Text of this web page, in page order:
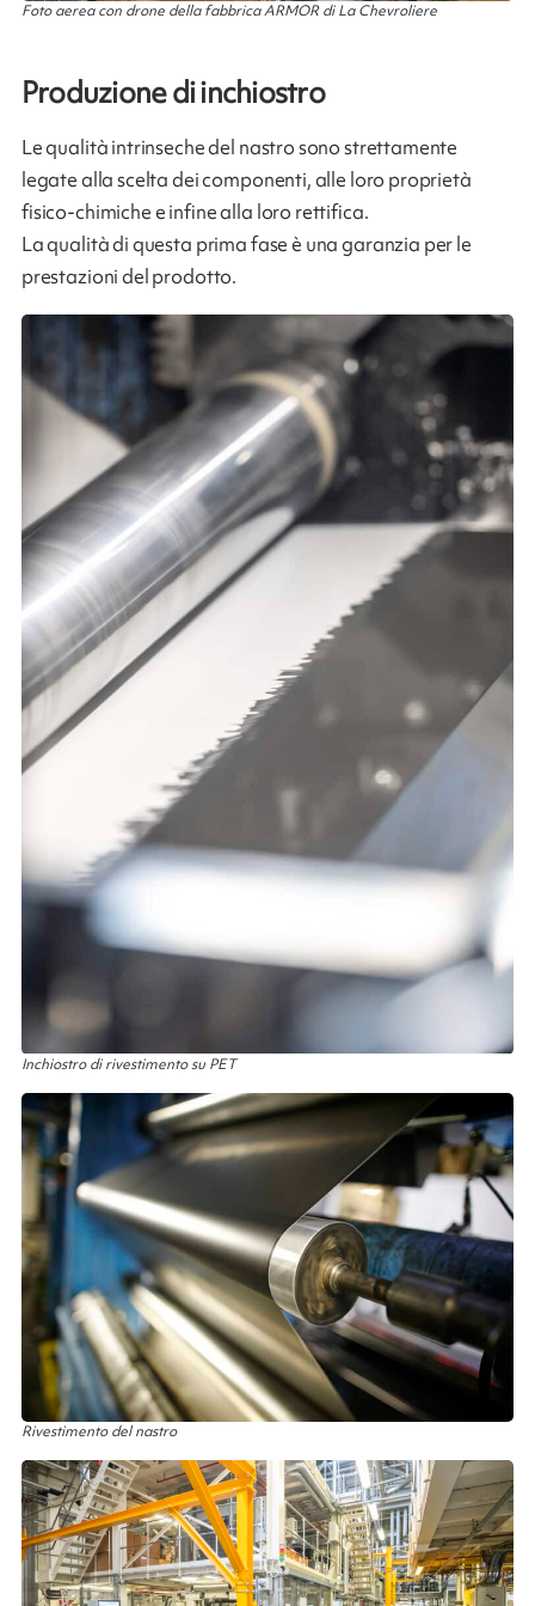
Foto aerea con drone della fabbrica ARMOR di La Chevroliere
Produzione di inchiostro
Le qualità intrinseche del nastro sono strettamente
legate alla scelta dei componenti, alle loro proprietà
fisico-chimiche e infine alla loro rettifica.
La qualità di questa prima fase è una garanzia per le
prestazioni del prodotto.
Inchiostro di rivestimento su PET
Rivestimento del nastro